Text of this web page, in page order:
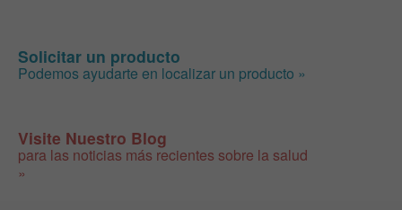
Solicitar un producto
Podemos ayudarte en localizar un producto »
Visite Nuestro Blog
para las noticias más recientes sobre la salud
»